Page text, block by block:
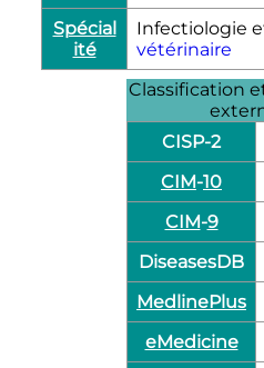
Spécial
ité
Infectiologie
vétérinaire
Classification
CISP-2
CIM-10
CIM-9
DiseasesDB
MedlinePlus
eMedicine